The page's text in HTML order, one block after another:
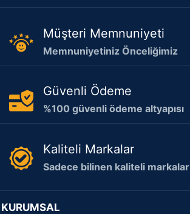
Müşteri Memnuniyeti
Memnuniyetiniz Önceliğimiz
Güvenli Ödeme
%100 güvenli ödeme altyapısı
Kaliteli Markalar
Sadece bilinen kaliteli markalar
KURUMSAL